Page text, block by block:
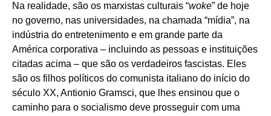
Na realidade, são os marxistas culturais “woke” de hoje
no governo, nas universidades, na chamada “mídia”, na
indústria do entretenimento e em grande parte da
América corporativa – incluindo as pessoas e instituições
citadas acima – que são os verdadeiros fascistas. Eles
são os filhos políticos do comunista italiano do início do
século XX, Antionio Gramsci, que lhes ensinou que o
caminho para o socialismo deve prosseguir com uma